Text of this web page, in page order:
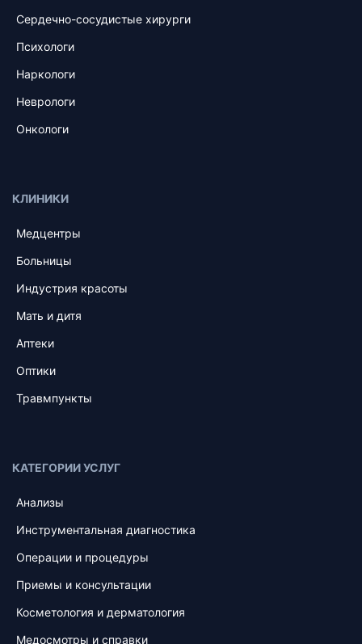
Сердечно-сосудистые хирурги
Психологи
Наркологи
Неврологи
Онкологи
КЛИНИКИ
Медцентры
Больницы
Индустрия красоты
Мать и дитя
Аптеки
Оптики
Травмпункты
КАТЕГОРИИ УСЛУГ
Анализы
Инструментальная диагностика
Операции и процедуры
Приемы и консультации
Косметология и дерматология
Медосмотры и справки